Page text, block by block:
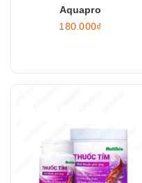
Aquapro
180.000₫